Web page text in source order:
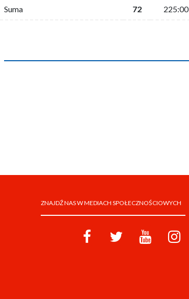
Suma 72 225:00
ZNAJDŹ NAS W MEDIACH SPOŁECZNOŚCIOWYCH